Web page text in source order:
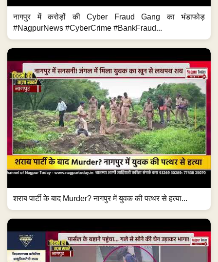
नागपुर में करोड़ों की Cyber Fraud Gang का भंडाफोड़
#NagpurNews #CyberCrime #BankFraud...
शराब पार्टी के बाद Murder? नागपुर में युवक की पत्थर से हत्या...